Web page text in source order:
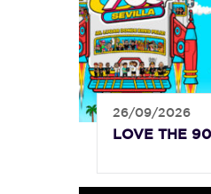
26/09/2026
LOVE THE